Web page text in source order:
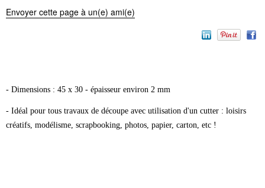
Envoyer cette page à un(e) ami(e)
- Dimensions : 45 x 30 - épaisseur environ 2 mm
- Idéal pour tous travaux de découpe avec utilisation d'un cutter : loisirs
créatifs, modélisme, scrapbooking, photos, papier, carton, etc !